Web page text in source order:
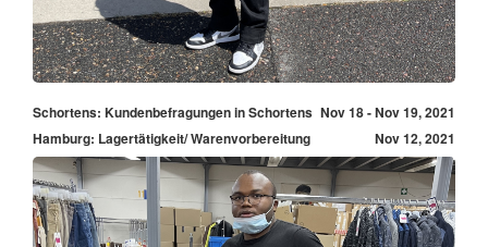
Schortens: Kundenbefragungen in Schortens Nov 18 - Nov 19, 2021
Hamburg: Lagertätigkeit/ Warenvorbereitung
Nov 12, 2021